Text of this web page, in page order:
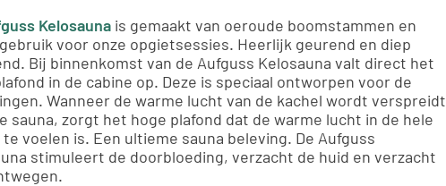
Kelosauna is gemaakt van oeroude boomstammen en
voor onze opgietsessies. Heerlijk geurend en diep
Bij binnenkomst van de Aufguss Kelosauna valt direct het
in de cabine op. Deze is speciaal ontworpen voor de
Wanneer de warme lucht van de kachel wordt verspreidt
sauna, zorgt het hoge plafond dat de warme lucht in de hele
te voelen is. Een ultieme sauna beleving. De Aufguss
stimuleert de doorbloeding, verzacht de huid en verzacht